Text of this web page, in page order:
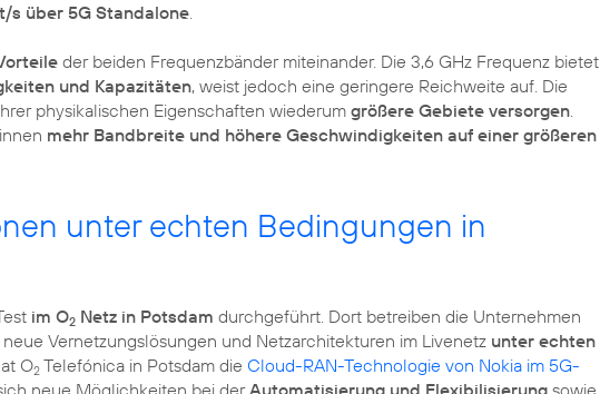
s über 5G Standalone.
der beiden Frequenzbänder miteinander. Die 3,6 GHz Frequenz bietet
und Kapazitäten, weist jedoch eine geringere Reichweite auf. Die
physikalischen Eigenschaften wiederum größere Gebiete versorgen.
mehr Bandbreite und höhere Geschwindigkeiten auf einer größeren
unter echten Bedingungen in
im O2 Netz in Potsdam durchgeführt. Dort betreiben die Unternehmen
neue Vernetzungslösungen und Netzarchitekturen im Livenetz unter echten
O2 Telefónica in Potsdam die Cloud-RAN-Technologie von Nokia im 5G-
neue Möglichkeiten bei derAutomatisierung und Flexibilisierung sowie